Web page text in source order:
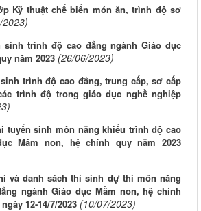
Kỹ thuật chế biến món ăn, trình độ sơ
2023)
sinh trình độ cao đẳng ngành Giáo dục
năm 2023 (26/06/2023)
trình độ cao đẳng, trung cấp, sơ cấp
trình độ trong giáo dục nghề nghiệp
tuyển sinh môn năng khiếu trình độ cao
Mầm non, hệ chính quy năm 2023
và danh sách thí sinh dự thi môn năng
ngành Giáo dục Mầm non, hệ chính
12-14/7/2023 (10/07/2023)